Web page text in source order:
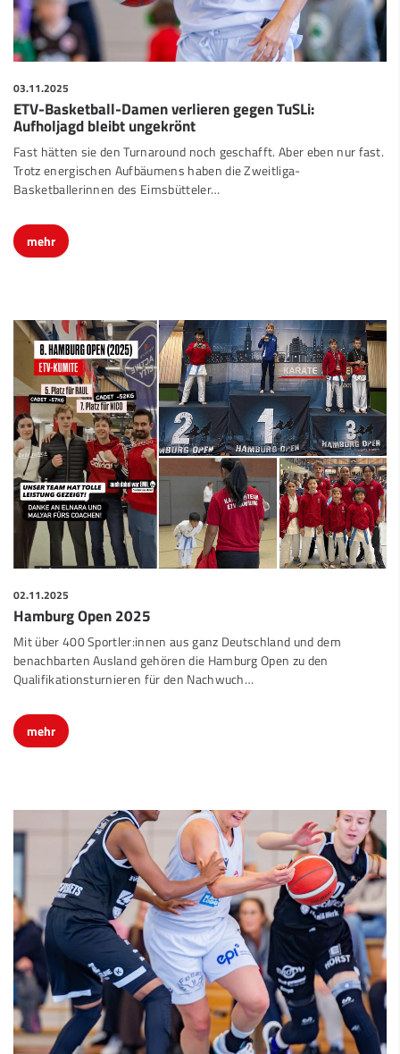
03.11.2025
ETV-Basketball-Damen verlieren gegen TuSLi:
Aufholjagd bleibt ungekrönt
Fast hätten sie den Turnaround noch geschafft. Aber eben nur fast.
Trotz energischen Aufbäumens haben die Zweitliga-
Basketballerinnen des Eimsbütteler…
mehr
02.11.2025
Hamburg Open 2025
Mit über 400 Sportler:innen aus ganz Deutschland und dem
benachbarten Ausland gehören die Hamburg Open zu den
Qualifikationsturnieren für den Nachwuch…
mehr